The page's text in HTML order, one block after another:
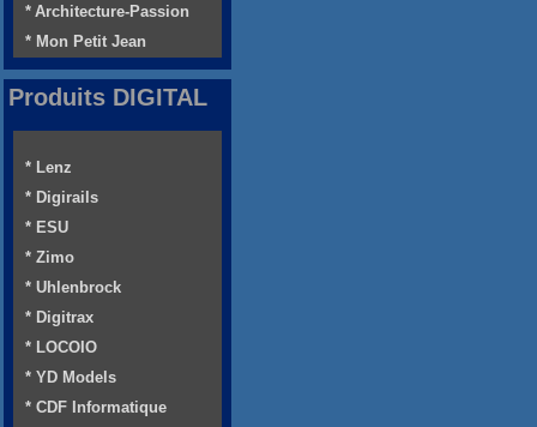
* Architecture-Passion
* Mon Petit Jean
Produits DIGITAL
* Lenz
* Digirails
* ESU
* Zimo
* Uhlenbrock
* Digitrax
* LOCOIO
* YD Models
* CDF Informatique